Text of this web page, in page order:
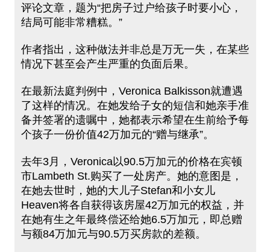
评论文章，题为“把房子过户给孩子时要小心，
结局可能非常糟糕。”
作者指出，这种做法并非总是万无一失，在某些
情况下甚至会产生严重的负面后果。
在最新法庭判例中，Veronica Balkisson就遭遇
了这样的情况。在她发给子女的短信和她亲手准
备并签署的遗嘱中，她都表示希望在生前给予每
个孩子一份价值42万加元的“赠与继承”。
去年3月，Veronica以90.5万加元的价格在宾顿
市Lambeth St.购买了一处房产。她的意图是，
在她去世时，她的大儿子Stefan和小女儿
Heaven将各自获得该房屋42万加元的权益，并
在她有生之年最终偿还给她6.5万加元，即总赠
与额84万加元与90.5万买房款的差额。